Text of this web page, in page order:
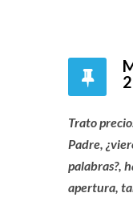
Trato
Padre,
palabras?,
apertura,